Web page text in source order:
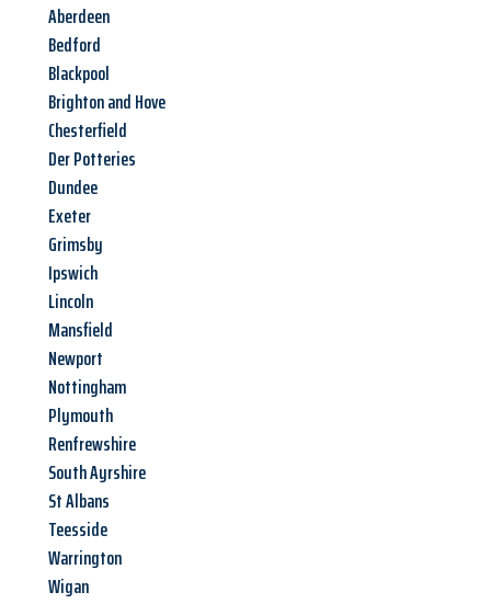
Aberdeen
Bedford
Blackpool
Brighton and Hove
Chesterfield
Der Potteries
Dundee
Exeter
Grimsby
Ipswich
Lincoln
Mansfield
Newport
Nottingham
Plymouth
Renfrewshire
South Ayrshire
St Albans
Teesside
Warrington
Wigan